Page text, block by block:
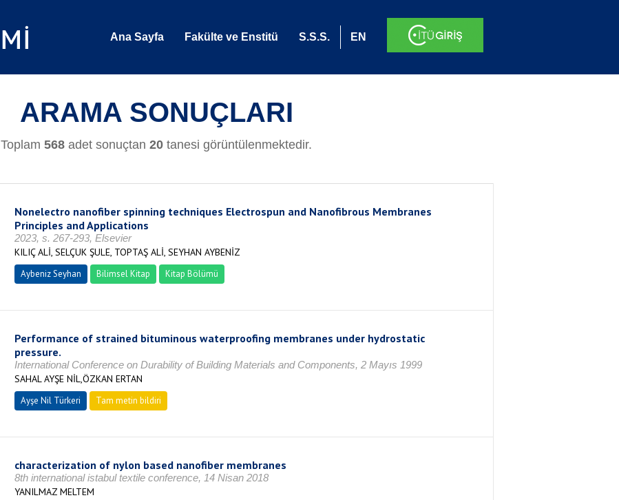
Ana Sayfa Fakülte ve Enstitü S.S.S. EN
ARAMA SONUÇLARI
Toplam 568 adet sonuçtan 20 tanesi görüntülenmektedir.
Nonelectro nanofiber spinning techniques Electrospun and Nanofibrous Membranes
Principles and Applications
2023, s. 267-293, Elsevier
KILIÇ ALİ, SELÇUK ŞULE, TOPTAŞ ALİ, SEYHAN AYBENİZ
Aybeniz Seyhan Bilimsel Kitap Kitap Bölümü
Performance of strained bituminous waterproofing membranes under hydrostatic
pressure.
International Conference on Durability of Building Materials and Components, 2 Mayıs 1999
SAHAL AYŞE NİL,ÖZKAN ERTAN
Ayşe Nil Türkeri Tam metin bildiri
characterization of nylon based nanofiber membranes
8th international istabul textile conference, 14 Nisan 2018
YANILMAZ MELTEM